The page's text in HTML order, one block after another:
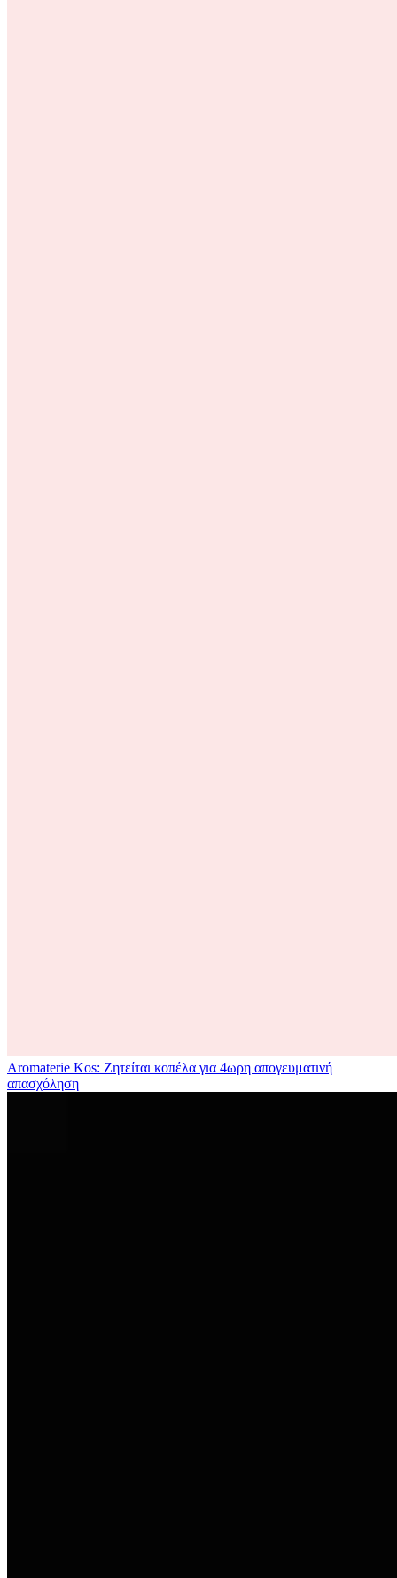
Aromaterie Kos: Ζητείται κοπέλα για 4ωρη απογευματινή
απασχόληση